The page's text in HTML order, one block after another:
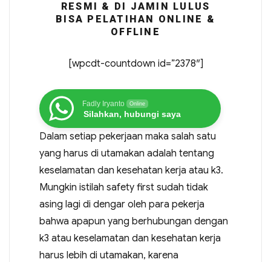
RESMI & DI JAMIN LULUS
BISA PELATIHAN ONLINE &
OFFLINE
[wpcdt-countdown id=”2378″]
Fadly Iryanto Online
Silahkan, hubungi saya
Dalam setiap pekerjaan maka salah satu
yang harus di utamakan adalah tentang
keselamatan dan kesehatan kerja atau k3.
Mungkin istilah safety first sudah tidak
asing lagi di dengar oleh para pekerja
bahwa apapun yang berhubungan dengan
k3 atau keselamatan dan kesehatan kerja
harus lebih di utamakan, karena